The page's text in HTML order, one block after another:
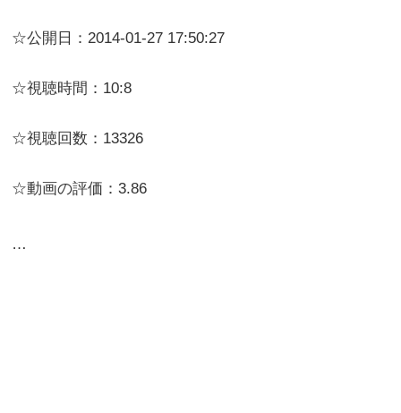
☆公開日：2014-01-27 17:50:27
☆視聴時間：10:8
☆視聴回数：13326
☆動画の評価：3.86
…